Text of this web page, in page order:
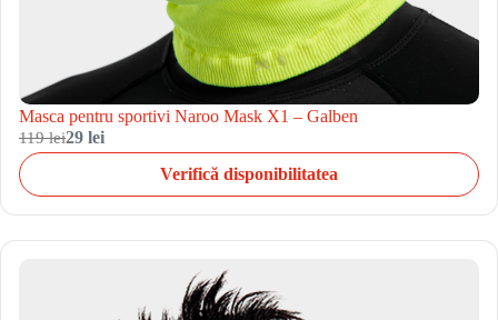
Masca pentru sportivi Naroo Mask X1 – Galben
119 lei29 lei
Verifică disponibilitatea